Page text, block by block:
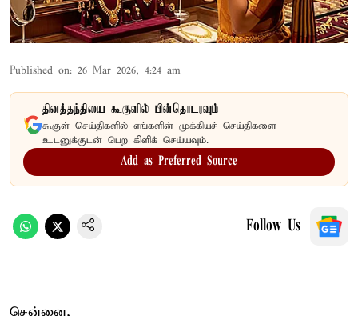
Published on: 26 Mar 2026, 4:24 am
தினத்தந்தியை கூகுளில் பின்தொடரவும்
கூகுள் செய்திகளில் எங்களின் முக்கியச் செய்திகளை
உடனுக்குடன் பெற கிளிக் செய்யவும்.
Add as Preferred Source
Follow Us
சென்னை,